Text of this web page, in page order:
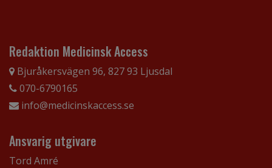
Redaktion Medicinsk Access
Bjuråkersvägen 96, 827 93 Ljusdal
070-6790165
info@medicinskaccess.se
Ansvarig utgivare
Tord Amré